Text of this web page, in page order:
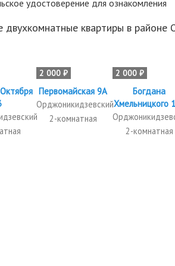
удостоверение для ознакомления
квартиры в районе
2 000 ₽
Первомайская 9А
Орджоникидзевский
2-комнатная
2 000 ₽
Богдана
Хмельницкого
2-комнатная